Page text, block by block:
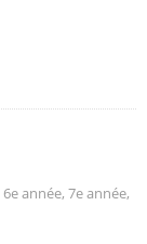
6e année, 7e année,